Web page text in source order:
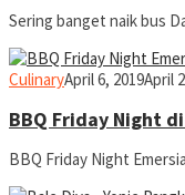
Sering banget naik bus
Culinaryyopiefranz
April 6, 2019April
BBQ Friday Night
BBQ Friday Night